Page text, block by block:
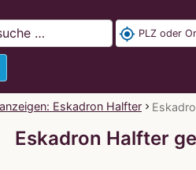
my_location
Eskadron Halfter
Eskadron Halfter